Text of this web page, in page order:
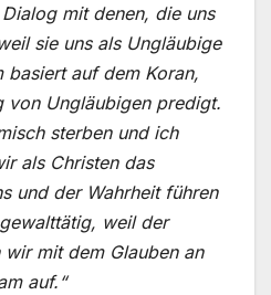
mit denen, die uns
sie uns als Ungläubige
basiert auf dem Koran,
von Ungläubigen predigt.
sterben und ich
als Christen das
und der Wahrheit führen
weil der
mit dem Glauben an
auf.“